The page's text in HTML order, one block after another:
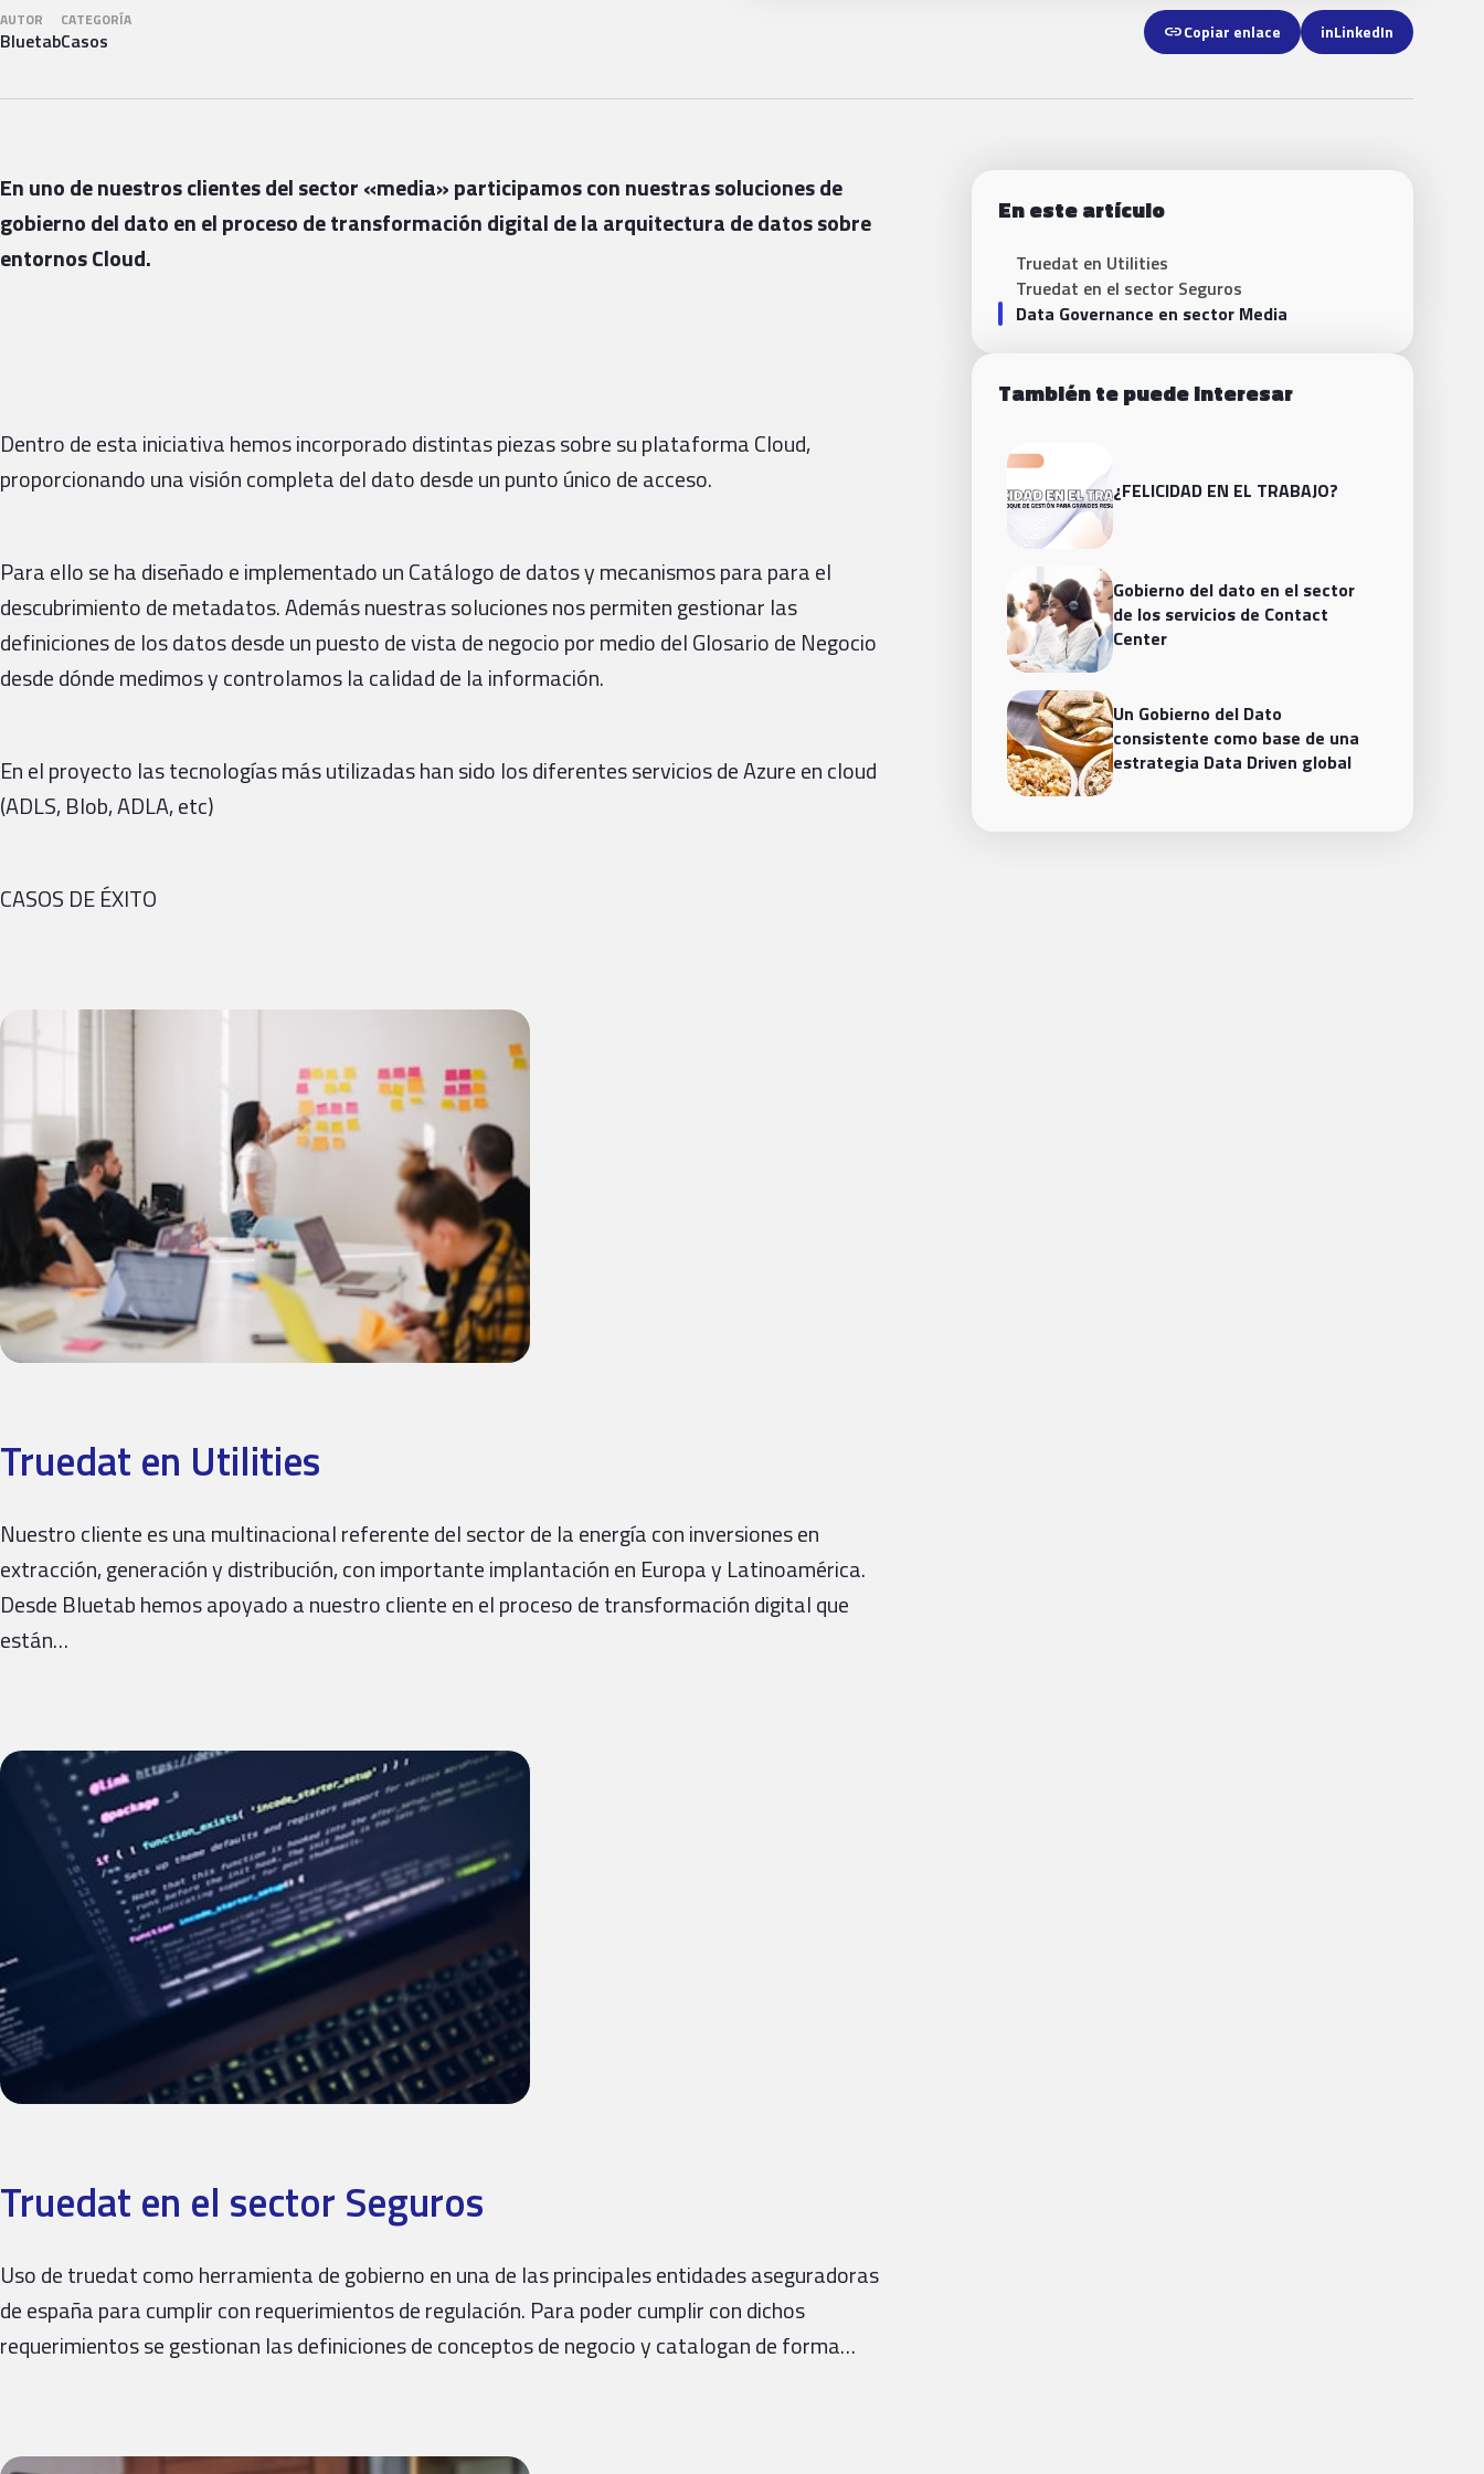
AUTOR
Bluetab
CATEGORÍA
Casos linkCopiar enlace inLinkedIn
En uno de nuestros clientes del sector «media» participamos con nuestras soluciones de
gobierno del dato en el proceso de transformación digital de la arquitectura de datos sobre
entornos Cloud.
Dentro de esta iniciativa hemos incorporado distintas piezas sobre su plataforma Cloud,
proporcionando una visión completa del dato desde un punto único de acceso.
Para ello se ha diseñado e implementado un Catálogo de datos y mecanismos para para el
descubrimiento de metadatos. Además nuestras soluciones nos permiten gestionar las
definiciones de los datos desde un puesto de vista de negocio por medio del Glosario de Negocio
desde dónde medimos y controlamos la calidad de la información.
En el proyecto las tecnologías más utilizadas han sido los diferentes servicios de Azure en cloud
(ADLS, Blob, ADLA, etc)
CASOS DE ÉXITO
Truedat en Utilities
Nuestro cliente es una multinacional referente del sector de la energía con inversiones en
extracción, generación y distribución, con importante implantación en Europa y Latinoamérica.
Desde Bluetab hemos apoyado a nuestro cliente en el proceso de transformación digital que
están…
Truedat en el sector Seguros
Uso de truedat como herramienta de gobierno en una de las principales entidades aseguradoras
de españa para cumplir con requerimientos de regulación. Para poder cumplir con dichos
requerimientos se gestionan las definiciones de conceptos de negocio y catalogan de forma…
En este artículo
Truedat en Utilities
Truedat en el sector Seguros
Data Governance en sector Media
También te puede interesar
¿FELICIDAD EN EL TRABAJO?
Gobierno del dato en el sector
de los servicios de Contact
Center
Un Gobierno del Dato
consistente como base de una
estrategia Data Driven global